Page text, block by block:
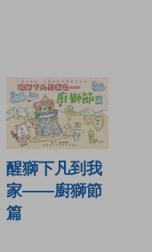
醒獅下凡到我
家——廚獅節
篇